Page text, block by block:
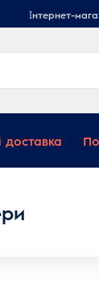
Інтернет-
доставка